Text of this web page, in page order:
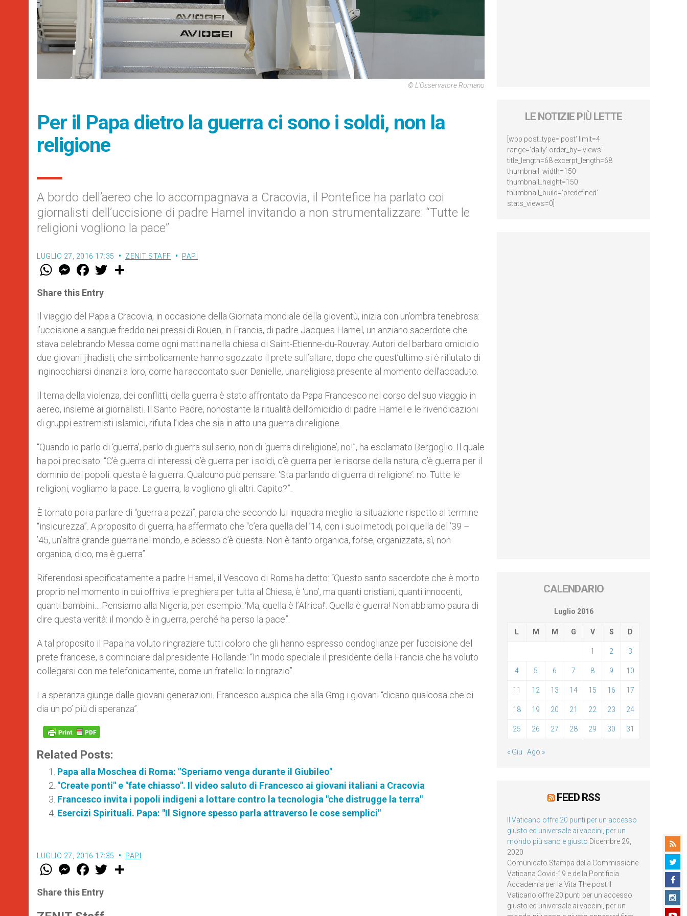
© L'Osservatore Romano
Per il Papa dietro la guerra ci sono i soldi, non la
religione
A bordo dell’aereo che lo accompagnava a Cracovia, il Pontefice ha parlato coi
giornalisti dell’uccisione di padre Hamel invitando a non strumentalizzare: “Tutte le
religioni vogliono la pace”
LUGLIO 27, 2016 17:35 ZENIT STAFF PAPI
W
t
s
p
p
M
e
s
e
g
e
r
F
a
e
b
o
w
r
Share this Entry
Il viaggio del Papa a Cracovia, in occasione della Giornata mondiale della gioventù, inizia con un’ombra tenebrosa:
l’uccisione a sangue freddo nei pressi di Rouen, in Francia, di padre Jacques Hamel, un anziano sacerdote che
stava celebrando Messa come ogni mattina nella chiesa di Saint-Etienne-du-Rouvray. Autori del barbaro omicidio
due giovani jihadisti, che simbolicamente hanno sgozzato il prete sull’altare, dopo che quest’ultimo si è rifiutato di
inginocchiarsi dinanzi a loro, come ha raccontato suor Danielle, una religiosa presente al momento dell’accaduto.
Il tema della violenza, dei conflitti, della guerra è stato affrontato da Papa Francesco nel corso del suo viaggio in
aereo, insieme ai giornalisti. Il Santo Padre, nonostante la ritualità dell’omicidio di padre Hamel e le rivendicazioni
di gruppi estremisti islamici, rifiuta l’idea che sia in atto una guerra di religione.
“Quando io parlo di ‘guerra’, parlo di guerra sul serio, non di ‘guerra di religione’, no!”, ha esclamato Bergoglio. Il quale
ha poi precisato: “C’è guerra di interessi, c’è guerra per i soldi, c’è guerra per le risorse della natura, c’è guerra per il
dominio dei popoli: questa è la guerra. Qualcuno può pensare: ‘Sta parlando di guerra di religione’: no. Tutte le
religioni, vogliamo la pace. La guerra, la vogliono gli altri. Capito?”.
È tornato poi a parlare di “guerra a pezzi”, parola che secondo lui inquadra meglio la situazione rispetto al termine
“insicurezza”. A proposito di guerra, ha affermato che “c’era quella del ’14, con i suoi metodi, poi quella del ’39 –
’45, un’altra grande guerra nel mondo, e adesso c’è questa. Non è tanto organica, forse, organizzata, sì, non
organica, dico, ma è guerra”.
Riferendosi specificatamente a padre Hamel, il Vescovo di Roma ha detto: “Questo santo sacerdote che è morto
proprio nel momento in cui offriva le preghiera per tutta al Chiesa, è ‘uno’, ma quanti cristiani, quanti innocenti,
quanti bambini… Pensiamo alla Nigeria, per esempio: ‘Ma, quella è l’Africa!’. Quella è guerra! Non abbiamo paura di
dire questa verità: il mondo è in guerra, perché ha perso la pace”.
A tal proposito il Papa ha voluto ringraziare tutti coloro che gli hanno espresso condoglianze per l’uccisione del
prete francese, a cominciare dal presidente Hollande: “In modo speciale il presidente della Francia che ha voluto
collegarsi con me telefonicamente, come un fratello: lo ringrazio”.
La speranza giunge dalle giovani generazioni. Francesco auspica che alla Gmg i giovani “dicano qualcosa che ci
dia un po’ più di speranza”.
Related Posts:
Papa alla Moschea di Roma: "Speriamo venga durante il Giubileo"
"Create ponti" e "fate chiasso". Il video saluto di Francesco ai giovani italiani a Cracovia
Francesco invita i popoli indigeni a lottare contro la tecnologia "che distrugge la terra"
Esercizi Spirituali. Papa: "Il Signore spesso parla attraverso le cose semplici"
LUGLIO 27, 2016 17:35 PAPI
W
t
s
M
e
s
e
F
a
e
b
w
Share this Entry
LE NOTIZIE PIÙ LETTE
[wpp post_type='post' limit=4
range='daily' order_by='views'
title_length=68 excerpt_length=68
thumbnail_width=150
thumbnail_height=150
thumbnail_build='predefined'
stats_views=0]
CALENDARIO
Luglio 2016
L M M G V S D
1 2 3
4 5 6 7 8 9 10
11 12 13 14 15 16 17
18 19 20 21 22 23 24
25 26 27 28 29 30 31
« Giu Ago »
FEED RSS
Il Vaticano offre 20 punti per un accesso
giusto ed universale ai vaccini, per un
mondo più sano e giusto Dicembre 29,
2020
Comunicato Stampa della Commissione
Vaticana Covid-19 e della Pontificia
Accademia per la Vita The post Il
Vaticano offre 20 punti per un accesso
giusto ed universale ai vaccini, per un